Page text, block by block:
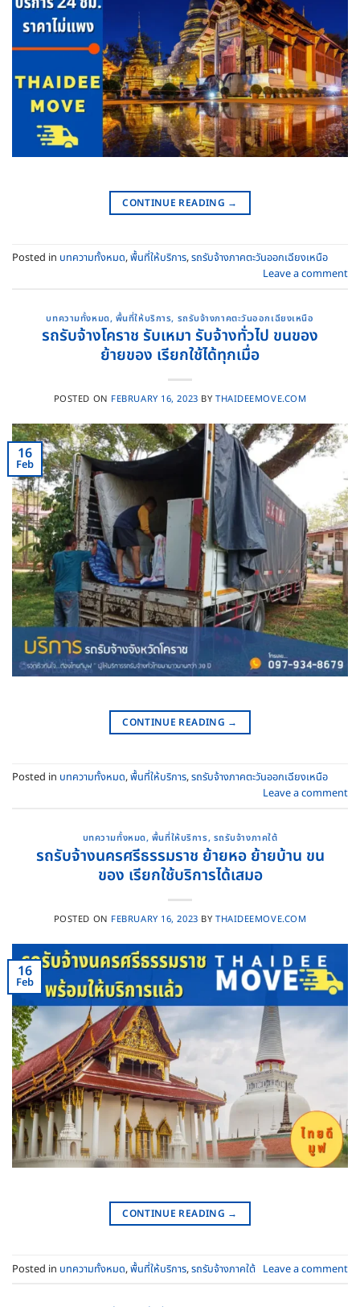
CONTINUE READING →
Posted in บทความทั้งหมด,พื้นที่ให้บริการ,รถรับจ้างภาคตะวันออกเฉียงเหนือ
Leave a comment
บทความทั้งหมด, พื้นที่ให้บริการ, รถรับจ้างภาคตะวันออกเฉียงเหนือ
รถรับจ้างโคราช รับเหมา รับจ้างทั่วไป ขนของ
ย้ายของ เรียกใช้ได้ทุกเมื่อ
POSTED ON FEBRUARY 16, 2023 BY THAIDEEMOVE.COM
16
Feb
CONTINUE READING →
Posted in บทความทั้งหมด,พื้นที่ให้บริการ,รถรับจ้างภาคตะวันออกเฉียงเหนือ
Leave a comment
บทความทั้งหมด, พื้นที่ให้บริการ, รถรับจ้างภาคใต้
รถรับจ้างนครศรีธรรมราช ย้ายหอ ย้ายบ้าน ขน
ของ เรียกใช้บริการได้เสมอ
POSTED ON FEBRUARY 16, 2023 BY THAIDEEMOVE.COM
16
Feb
CONTINUE READING →
Posted in บทความทั้งหมด,พื้นที่ให้บริการ,รถรับจ้างภาคใต้ Leave a comment